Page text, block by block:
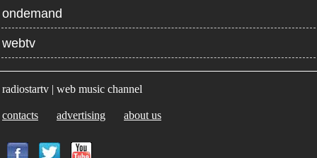
ondemand
webtv
radiostartv | web music channel
contacts advertising about us